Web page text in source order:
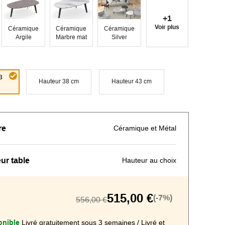
Céramique
Argile
Céramique
Marbre mat
Céramique
Silver
+1
Voir plus
Hauteur 38 cm Hauteur 43 cm
Céramique et Métal
table Hauteur au choix
556,00 €515,00 €(-7%)
Livré gratuitement sous 3 semaines / Livré et